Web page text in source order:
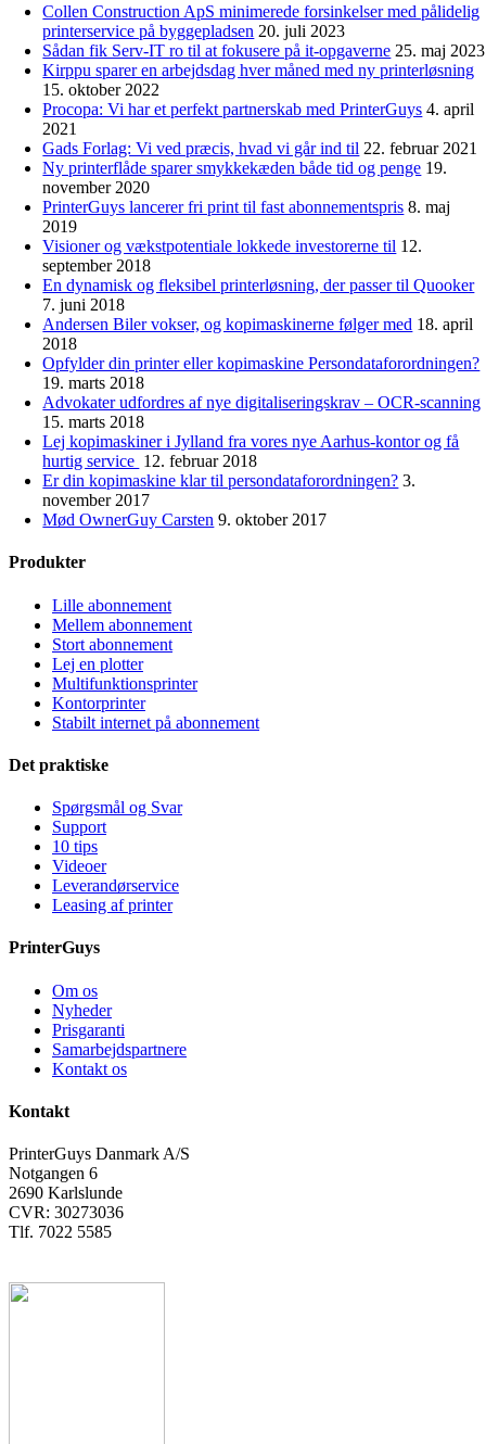
Collen Construction ApS minimerede forsinkelser med pålidelig
printerservice på byggepladsen 20. juli 2023
Sådan fik Serv-IT ro til at fokusere på it-opgaverne 25. maj 2023
Kirppu sparer en arbejdsdag hver måned med ny printerløsning
15. oktober 2022
Procopa: Vi har et perfekt partnerskab med PrinterGuys 4. april
2021
Gads Forlag: Vi ved præcis, hvad vi går ind til 22. februar 2021
Ny printerflåde sparer smykkekæden både tid og penge 19.
november 2020
PrinterGuys lancerer fri print til fast abonnementspris 8. maj
2019
Visioner og vækstpotentiale lokkede investorerne til 12.
september 2018
En dynamisk og fleksibel printerløsning, der passer til Quooker
7. juni 2018
Andersen Biler vokser, og kopimaskinerne følger med 18. april
2018
Opfylder din printer eller kopimaskine Persondataforordningen?
19. marts 2018
Advokater udfordres af nye digitaliseringskrav – OCR-scanning
15. marts 2018
Lej kopimaskiner i Jylland fra vores nye Aarhus-kontor og få
hurtig service 12. februar 2018
Er din kopimaskine klar til persondataforordningen? 3.
november 2017
Mød OwnerGuy Carsten 9. oktober 2017
Produkter
Lille abonnement
Mellem abonnement
Stort abonnement
Lej en plotter
Multifunktionsprinter
Kontorprinter
Stabilt internet på abonnement
Det praktiske
Spørgsmål og Svar
Support
10 tips
Videoer
Leverandørservice
Leasing af printer
PrinterGuys
Om os
Nyheder
Prisgaranti
Samarbejdspartnere
Kontakt os
Kontakt
PrinterGuys Danmark A/S
Notgangen 6
2690 Karlslunde
CVR: 30273036
Tlf. 7022 5585